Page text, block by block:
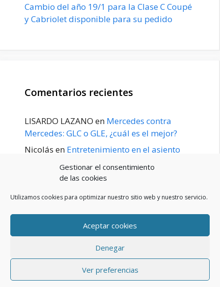
Gestionar el consentimiento
de las cookies
Utilizamos cookies para optimizar nuestro sitio web y nuestro servicio.
Aceptar cookies
Denegar
Ver preferencias
Cambio del año 19/1 para la Clase C Coupé
y Cabriolet disponible para su pedido
Comentarios recientes
LISARDO LAZANO en Mercedes contra
Mercedes: GLC o GLE, ¿cuál es el mejor?
Nicolás en Entretenimiento en el asiento
trasero para el GLE / GLS disponible a
principios de 2020
POLÍTICA DE PRIVACIDAD
Política de cookies (UE)
© 2026 Blog De Mercedes-Benz En Español
GeneratePress